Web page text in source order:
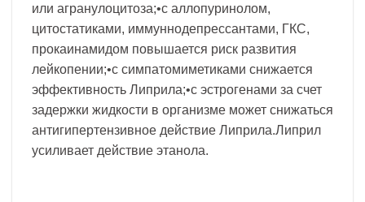
или агранулоцитоза;•с аллопуринолом,
цитостатиками, иммуннодепрессантами, ГКС,
прокаинамидом повышается риск развития
лейкопении;•с симпатомиметиками снижается
эффективность Липрила;•с эстрогенами за счет
задержки жидкости в организме может снижаться
антигипертензивное действие Липрила.Липрил
усиливает действие этанола.